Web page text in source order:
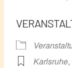
Karlsruhe,